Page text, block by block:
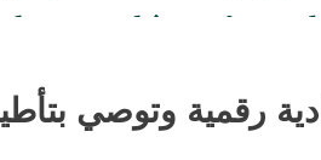
رقمية وتوصي